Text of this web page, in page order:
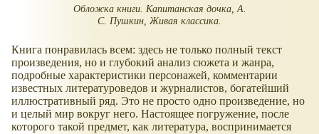
Обложка книги. Капитанская дочка, А.
С. Пушкин, Живая классика.
Книга понравилась всем: здесь не только полный текст
произведения, но и глубокий анализ сюжета и жанра,
подробные характеристики персонажей, комментарии
известных литературоведов и журналистов, богатейший
иллюстративный ряд. Это не просто одно произведение, но
и целый мир вокруг него. Настоящее погружение, после
которого такой предмет, как литература, воспринимается